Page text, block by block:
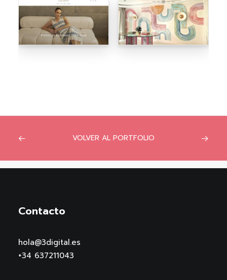
VOLVER AL PORTFOLIO
Contacto
hola@3digital.es
+34 637211043